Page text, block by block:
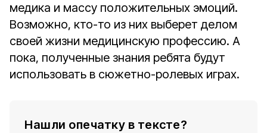
медика и массу положительных эмоций.
Возможно, кто-то из них выберет делом
своей жизни медицинскую профессию. А
пока, полученные знания ребята будут
использовать в сюжетно-ролевых играх.
Нашли опечатку в тексте?